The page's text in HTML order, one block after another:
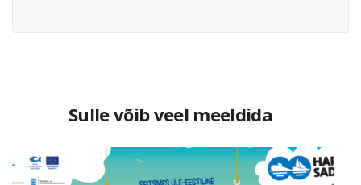
Sulle võib veel meeldida